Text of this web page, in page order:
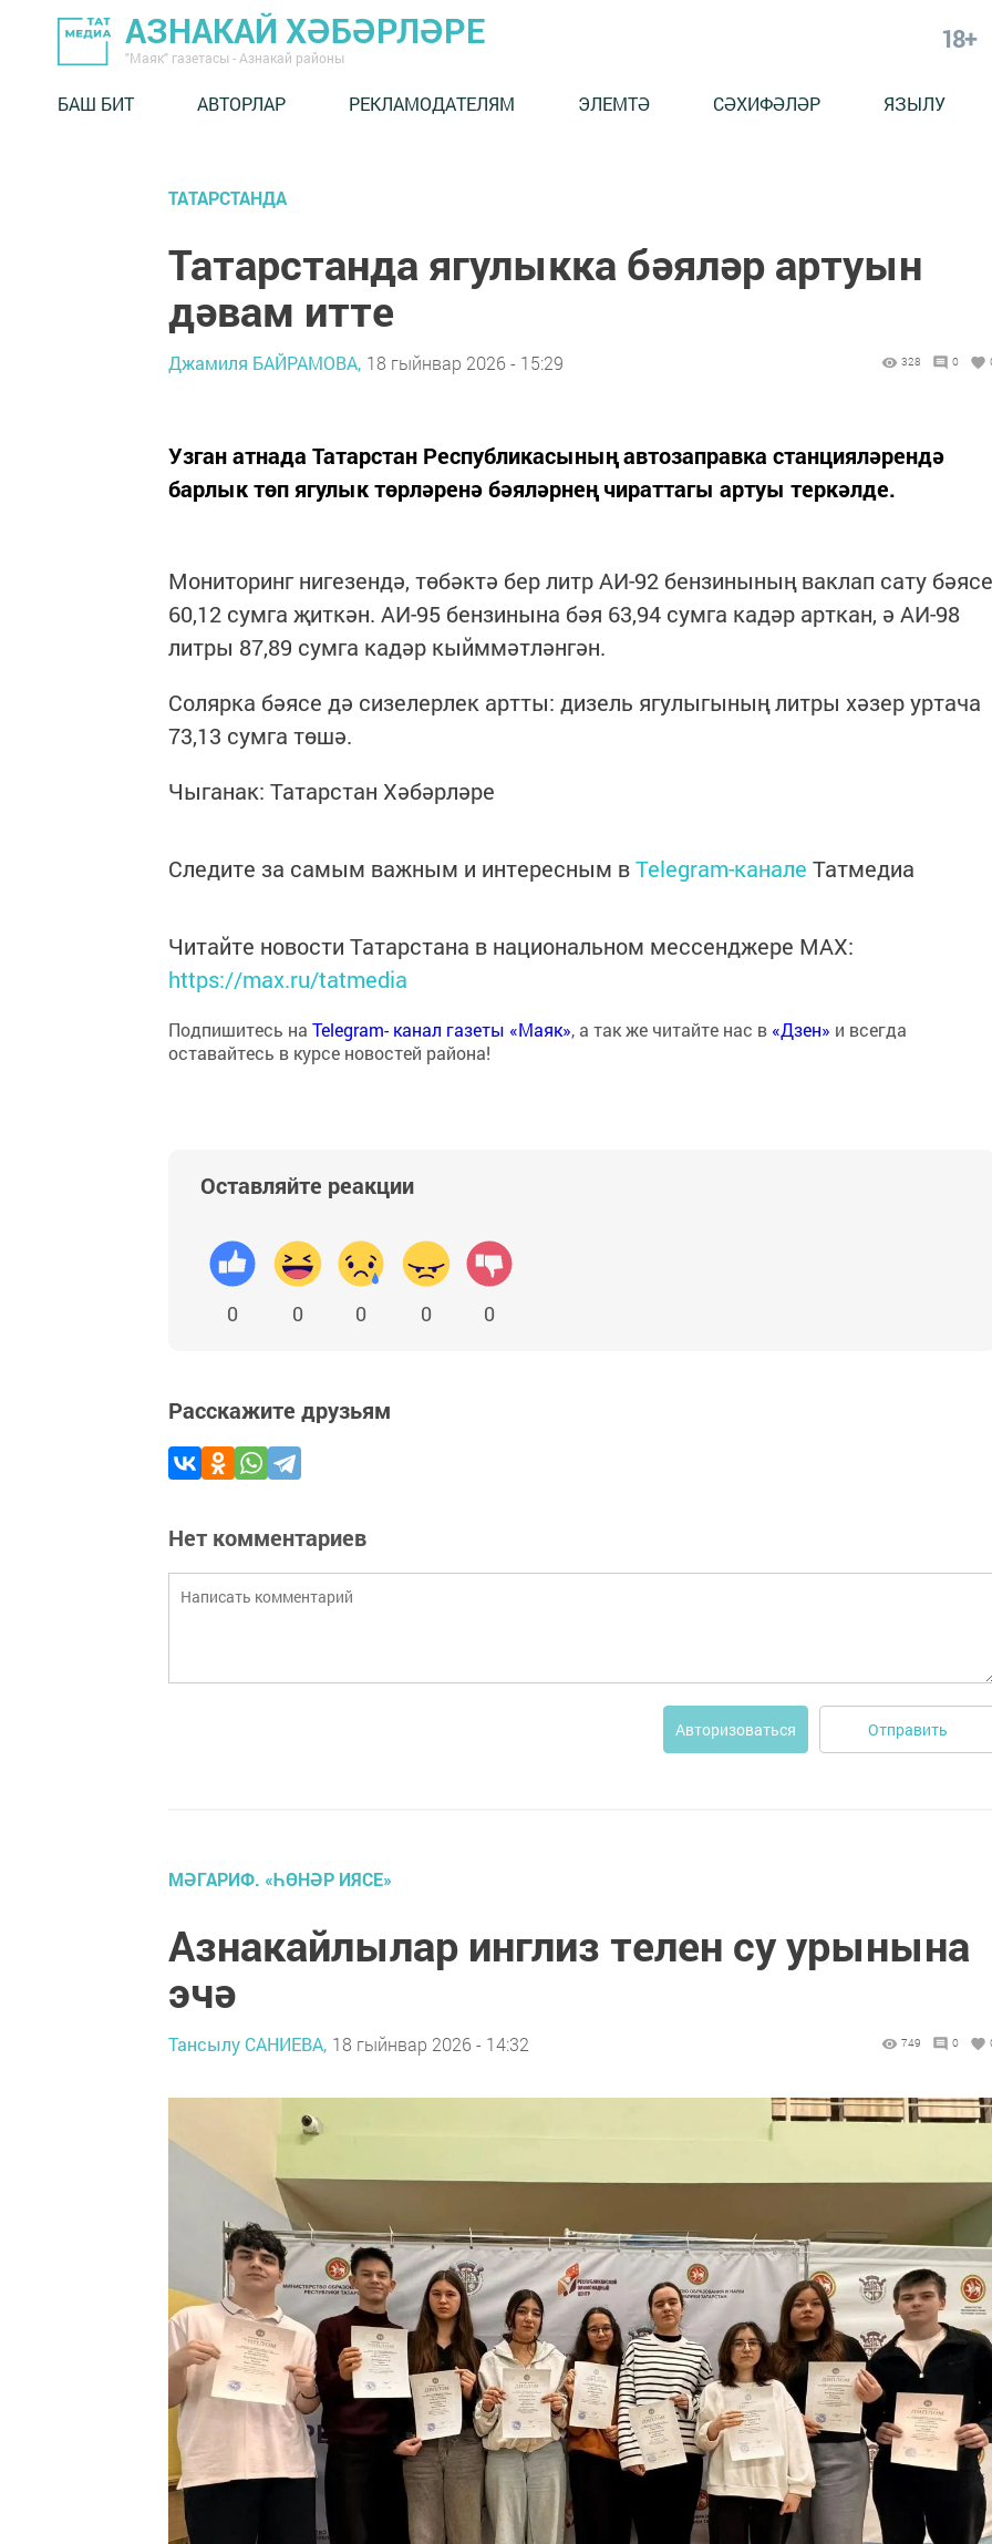
АЗНАКАЙ ХӘБӘРЛӘРЕ
"Маяк" газетасы - Азнакай районы
18+
БАШ БИТ АВТОРЛАР РЕКЛАМОДАТЕЛЯМ ЭЛЕМТӘ СӘХИФӘЛӘР ЯЗЫЛУ
ТАТАРСТАНДА
Татарстанда ягулыкка бәяләр артуын
дәвам итте
Джамиля БАЙРАМОВА, 18 гыйнвар 2026 - 15:29 328 0
Узган атнада Татарстан Республикасының автозаправка станцияләрендә
барлык төп ягулык төрләренә бәяләрнең чираттагы артуы теркәлде.
Мониторинг нигезендә, төбәктә бер литр АИ-92 бензинының ваклап сату бәясе
60,12 сумга җиткән. АИ-95 бензинына бәя 63,94 сумга кадәр арткан, ә АИ-98
литры 87,89 сумга кадәр кыйммәтләнгән.
Солярка бәясе дә сизелерлек артты: дизель ягулыгының литры хәзер уртача
73,13 сумга төшә.
Чыганак: Татарстан Хәбәрләре
Следите за самым важным и интересным вTelegram-канале Татмедиа
Читайте новости Татарстана в национальном мессенджере MАХ:
https://max.ru/tatmedia
Подпишитесь на Telegram- канал газеты «Маяк», а так же читайте нас в «Дзен» и всегда
оставайтесь в курсе новостей района!
Оставляйте реакции
0 0 0 0 0
Расскажите друзьям
Нет комментариев
Авторизоваться Отправить
МӘГАРИФ. «ҺӨНӘР ИЯСЕ»
Азнакайлылар инглиз телен су урынына
эчә
Тансылу САНИЕВА, 18 гыйнвар 2026 - 14:32 749 0